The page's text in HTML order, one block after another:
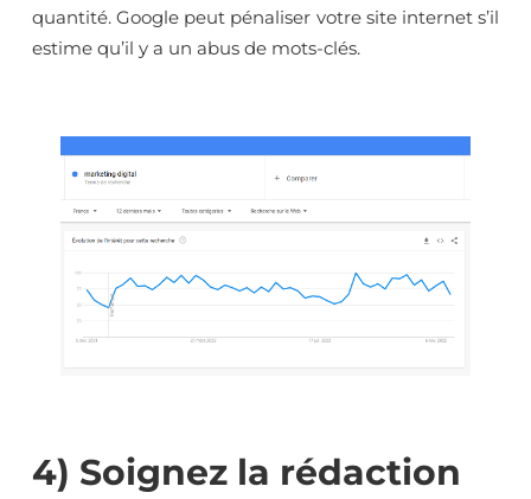
quantité. Google peut pénaliser votre site internet s’il
estime qu’il y a un abus de mots-clés.
4) Soignez la rédaction